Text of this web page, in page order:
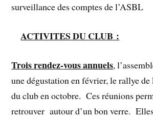
surveillance des comptes de l’ASBL
ACTIVITES DU CLUB :
Trois rendez-vous annuels,
une dégustation en février, le rallye de
du club en octobre. Ces réunions
retrouver autour d’un bon verre.